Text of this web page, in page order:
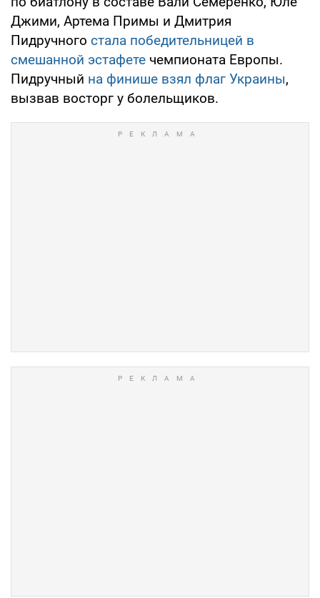
Джими, Артема Примы и Дмитрия
Пидручного стала победительницей в
смешанной эстафете чемпионата Европы.
Пидручный на финише взял флаг Украины,
вызвав восторг у болельщиков.